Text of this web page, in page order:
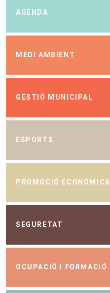
AGENDA
MEDI AMBIENT
GESTIÓ MUNICIPAL
ESPORTS
PROMOCIÓ ECONÒMICA
SEGURETAT
OCUPACIÓ I FORMACIÓ